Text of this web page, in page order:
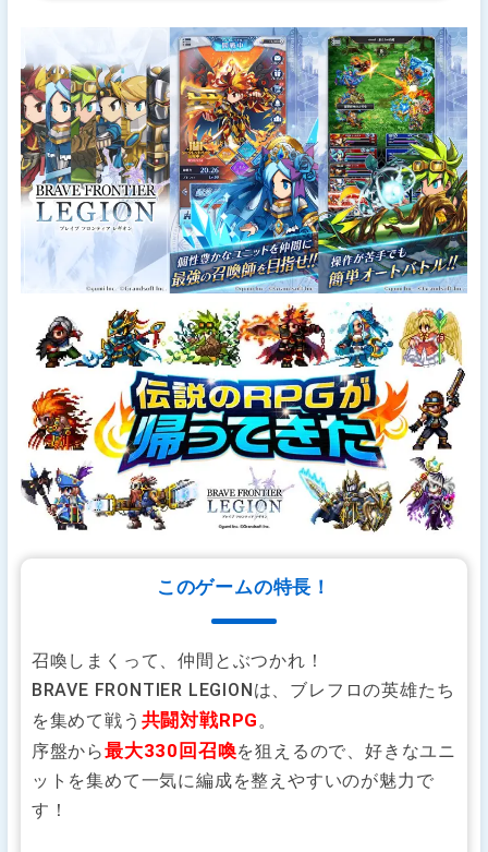
このゲームの特長！
召喚しまくって、仲間とぶつかれ！
BRAVE FRONTIER LEGIONは、ブレフロの英雄たち
を集めて戦う 共闘対戦RPG 。
序盤から最大330回召喚を狙えるので、好きなユニ
ットを集めて一気に編成を整えやすいのが魅力で
す！